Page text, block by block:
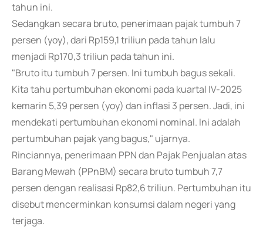
tahun ini.
Sedangkan secara bruto, penerimaan pajak tumbuh 7
persen (yoy), dari Rp159,1 triliun pada tahun lalu
menjadi Rp170,3 triliun pada tahun ini.
"Bruto itu tumbuh 7 persen. Ini tumbuh bagus sekali.
Kita tahu pertumbuhan ekonomi pada kuartal IV-2025
kemarin 5,39 persen (yoy) dan inflasi 3 persen. Jadi, ini
mendekati pertumbuhan ekonomi nominal. Ini adalah
pertumbuhan pajak yang bagus," ujarnya.
Rinciannya, penerimaan PPN dan Pajak Penjualan atas
Barang Mewah (PPnBM) secara bruto tumbuh 7,7
persen dengan realisasi Rp82,6 triliun. Pertumbuhan itu
disebut mencerminkan konsumsi dalam negeri yang
terjaga.